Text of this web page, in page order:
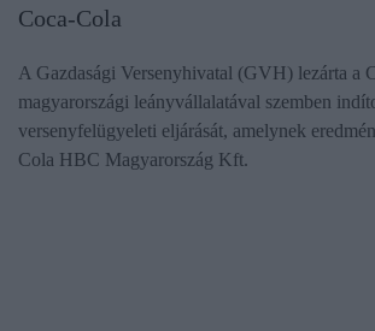
Coca-Cola
A Gazdasági Versenyhivatal (GVH) lezárta a
magyarországi leányvállalatával szemben
versenyfelügyeleti eljárását, amelynek
Cola HBC Magyarország Kft.